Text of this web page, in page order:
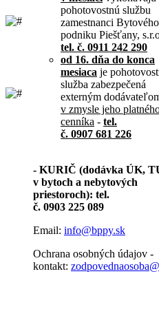
pohotovostnú službu
zamestnanci Bytového
podniku Piešťany,
tel. č. 0911 242 290
od 16. dňa do konca
mesiaca je
služba zabezpečená
externým
v zmysle jeho
cenníka - tel.
č. 0907 681 226
- KURIČ (dodávka ÚK,
v bytoch a nebytových
priestoroch): tel.
č. 0903 225 089
Email: info@bppy.sk
Ochrana osobných údajov -
kontakt: